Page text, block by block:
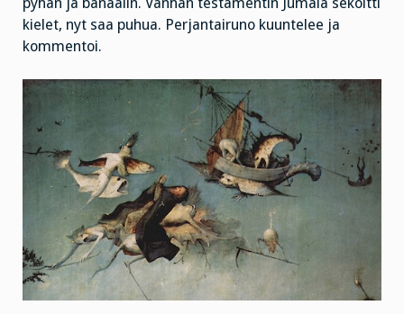
kielet, nyt saa puhua. Perjantairuno kuuntelee ja
kommentoi.